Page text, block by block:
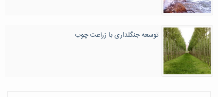
توسعه جنگلداری با زراعت چوب